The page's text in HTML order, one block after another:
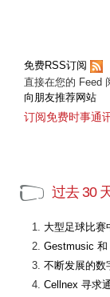
免费RSS订阅
直接在您的 Feed
向朋友推荐网站
订阅免费时事通
过去 30
大型足球比赛
Gestmusic
不断发展的数
Cellnex 寻求